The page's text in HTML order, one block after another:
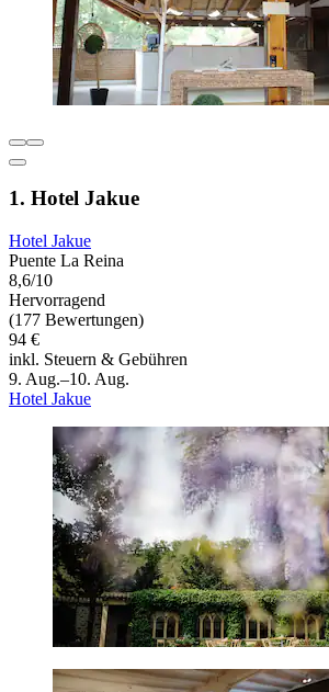
1. Hotel Jakue
Hotel Jakue
Puente La Reina
8,6/10
Hervorragend
(177 Bewertungen)
94 €
inkl. Steuern & Gebühren
9. Aug.–10. Aug.
Hotel Jakue